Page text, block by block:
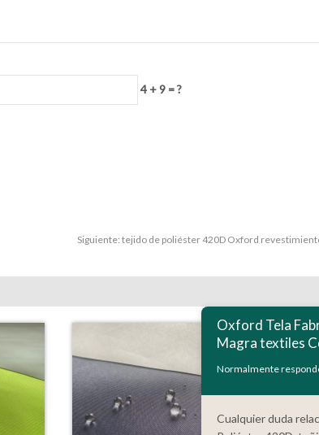
4 + 9 = ?
Siguiente: tejido de poliéster 420D Oxford
Oxford Tela
Magra textiles
Normalmente
Cualquier duda